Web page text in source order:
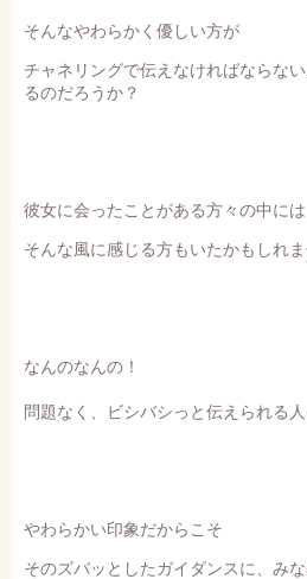
そんなやわらかく優しい方が
チャネリングで伝えなければならな
るのだろうか？
彼女に会ったことがある方々の中には
そんな風に感じる方もいたかもしれ
なんのなんの！
問題なく、ビシバシっと伝えられる
やわらかい印象だからこそ
そのズバッとしたガイダンスに、み